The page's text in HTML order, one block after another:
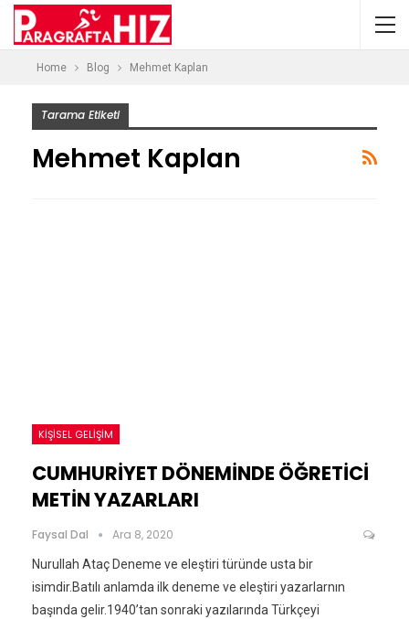
Home Blog Mehmet Kaplan
Tarama Etiketi
Mehmet Kaplan
KIŞISEL GELIŞIM
CUMHURİYET DÖNEMİNDE ÖĞRETİCİ
METİN YAZARLARI
Faysal Dal Ara 8, 2020
Nurullah Ataç Deneme ve eleştiri türünde usta bir
isimdir.Batılı anlamda ilk deneme ve eleştiri yazarlarnın
başında gelir.1940’tan sonraki yazılarında Türkçeyi